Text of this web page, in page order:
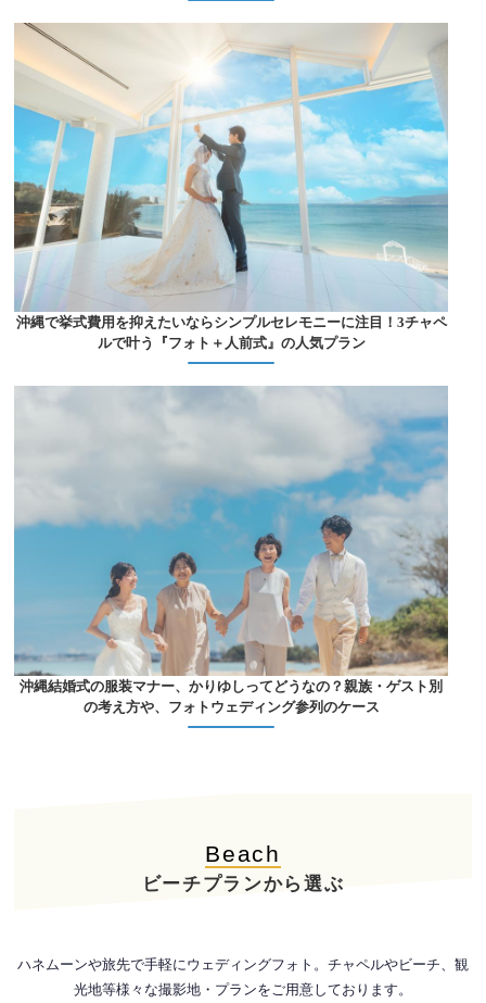
沖縄で挙式費用を抑えたいならシンプルセレモニーに注目！3チャペ
ルで叶う『フォト＋人前式』の人気プラン
沖縄結婚式の服装マナー、かりゆしってどうなの？親族・ゲスト別
の考え方や、フォトウェディング参列のケース
Beach
ビーチプランから選ぶ
ハネムーンや旅先で手軽にウェディングフォト。チャペルやビーチ、観
光地等様々な撮影地・プランをご用意しております。